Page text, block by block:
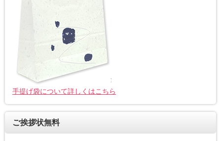
手提げ袋について詳しくはこちら
ご挨拶状無料